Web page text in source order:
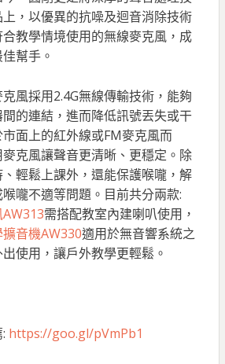
，以優異的抗噪及迴音消除技術
教學情境使用的無線麥克風，成
幫手。
風採用2.4G無線傳輸技術，能夠
的連結，進而降低訊號丟失或干
面上的紅外線或FM麥克風而
克風讓聲音更清晰、更穩定。除
輕鬆上課外，還能保護喉嚨，解
嚨不適等問題。目前共分兩款:
需搭配教室內建喇叭使用，
音機AW330適用於無音響系統之
使用，讓戶外教學更輕鬆。
https://goo.gl/pVmPb1